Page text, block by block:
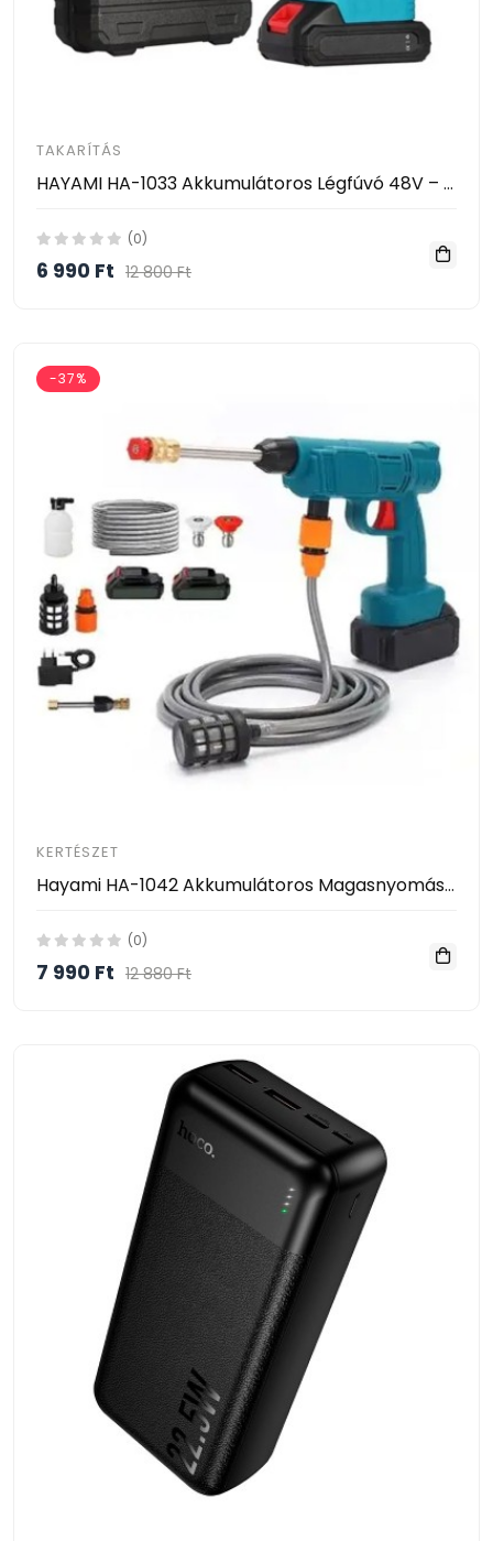
TAKARÍTÁS
HAYAMI HA-1033 Akkumulátoros Légfúvó 48V – Vezeték Nélküli Tisztító Ventilátor 2 Akkumulátorral
(0)
6 990 Ft 12 800 Ft
-37%
KERTÉSZET
Hayami HA-1042 Akkumulátoros Magasnyomású Mosó – 2 Akkumulátorral, Habosító Tartállyal és Kofferrel
(0)
7 990 Ft 12 880 Ft